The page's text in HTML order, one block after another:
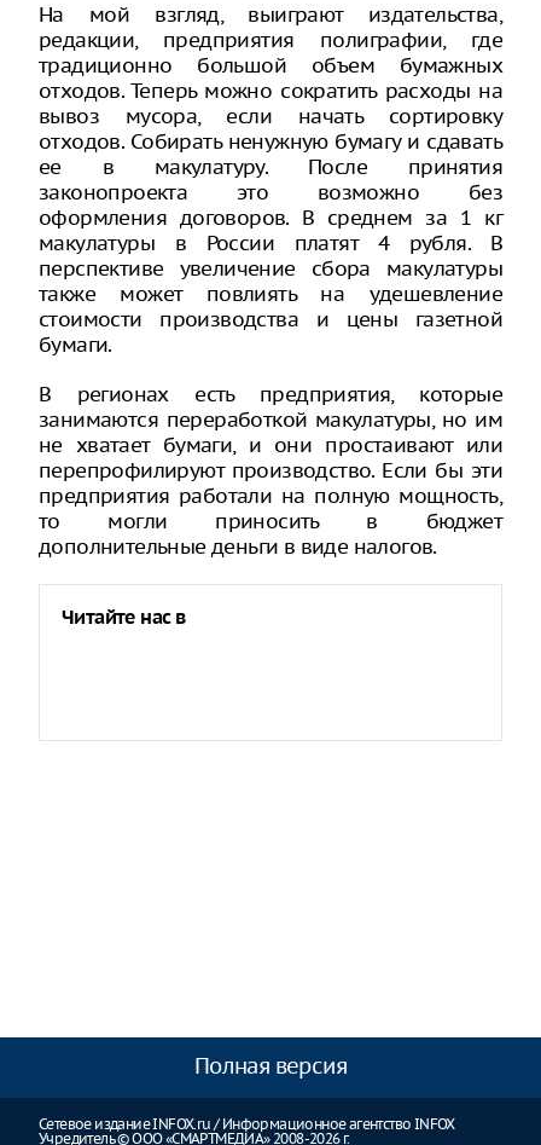
На мой взгляд, выиграют издательства,
редакции, предприятия полиграфии, где
традиционно большой объем бумажных
отходов. Теперь можно сократить расходы на
вывоз мусора, если начать сортировку
отходов. Собирать ненужную бумагу и сдавать
ее в макулатуру. После принятия
законопроекта это возможно без
оформления договоров. В среднем за 1 кг
макулатуры в России платят 4 рубля. В
перспективе увеличение сбора макулатуры
также может повлиять на удешевление
стоимости производства и цены газетной
бумаги.
В регионах есть предприятия, которые
занимаются переработкой макулатуры, но им
не хватает бумаги, и они простаивают или
перепрофилируют производство. Если бы эти
предприятия работали на полную мощность,
то могли приносить в бюджет
дополнительные деньги в виде налогов.
Читайте нас в
Полная версия
Сетевое издание INFOX.ru / Информационное агентство INFOX
Учредитель © ООО «СМАРТМЕДИА» 2008-2026 г.